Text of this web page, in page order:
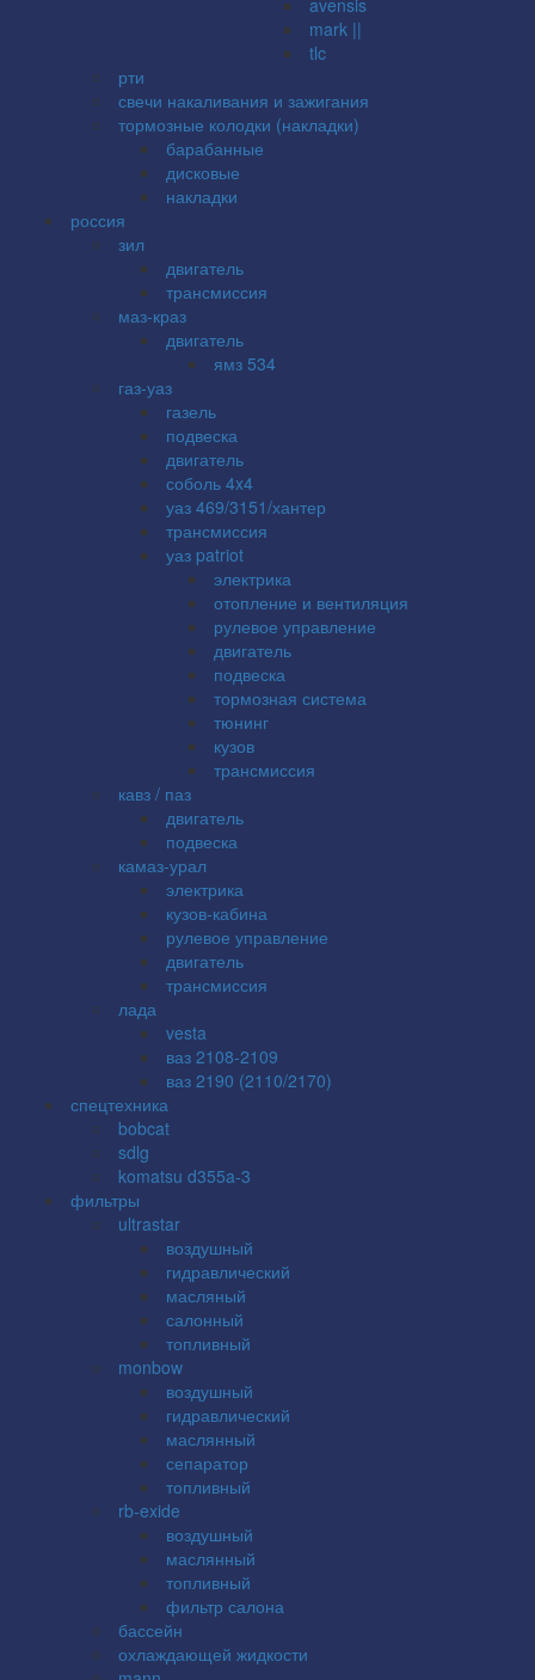
mark ||
tlc
рти
свечи накаливания и зажигания
тормозные колодки (накладки)
барабанные
дисковые
накладки
россия
зил
двигатель
трансмиссия
маз-краз
двигатель
ямз 534
газ-уаз
газель
подвеска
двигатель
соболь 4x4
уаз 469/3151/хантер
трансмиссия
уаз patriot
электрика
отопление и вентиляция
рулевое управление
двигатель
подвеска
тормозная система
тюнинг
кузов
трансмиссия
кавз / паз
двигатель
подвеска
камаз-урал
электрика
кузов-кабина
рулевое управление
двигатель
трансмиссия
лада
vesta
ваз 2108-2109
ваз 2190 (2110/2170)
спецтехника
bobcat
sdlg
komatsu d355a-3
фильтры
ultrastar
воздушный
гидравлический
масляный
салонный
топливный
monbow
воздушный
гидравлический
маслянный
сепаратор
топливный
rb-exide
воздушный
маслянный
топливный
фильтр салона
бассейн
охлаждающей жидкости